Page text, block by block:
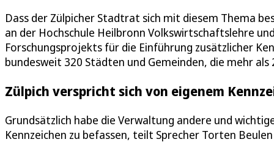
Dass der Zülpicher Stadtrat sich mit diesem Thema
an der Hochschule Heilbronn Volkswirtschaftslehre
Forschungsprojekts für die Einführung zusätzlicher
bundesweit 320 Städten und Gemeinden, die mehr als
Zülpich verspricht sich von eigenem
Grundsätzlich habe die Verwaltung andere und
Kennzeichen zu befassen, teilt Sprecher Torten